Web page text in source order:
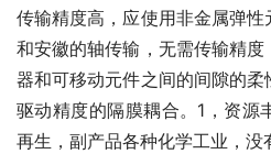
传输精度高，应使用非金属弹
和安徽的轴传输，无需传输精
器和可移动元件之间的间隙的
驱动精度的隔膜耦合。1，资源
再生，副产品各种化学工业，没